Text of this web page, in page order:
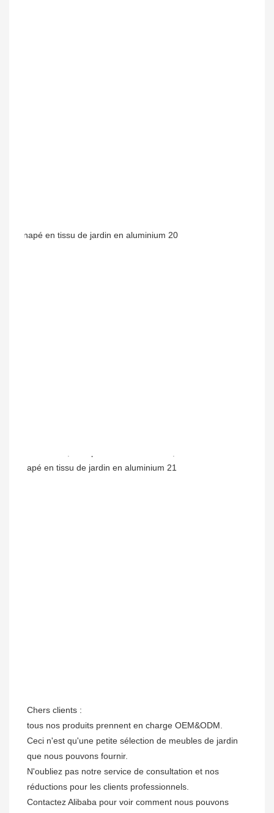
Chers clients :
tous nos produits prennent en charge OEM&ODM.
Ceci n'est qu'une petite sélection de meubles de jardin
que nous pouvons fournir.
N'oubliez pas notre service de consultation et nos
réductions pour les clients professionnels.
Contactez Alibaba pour voir comment nous pouvons